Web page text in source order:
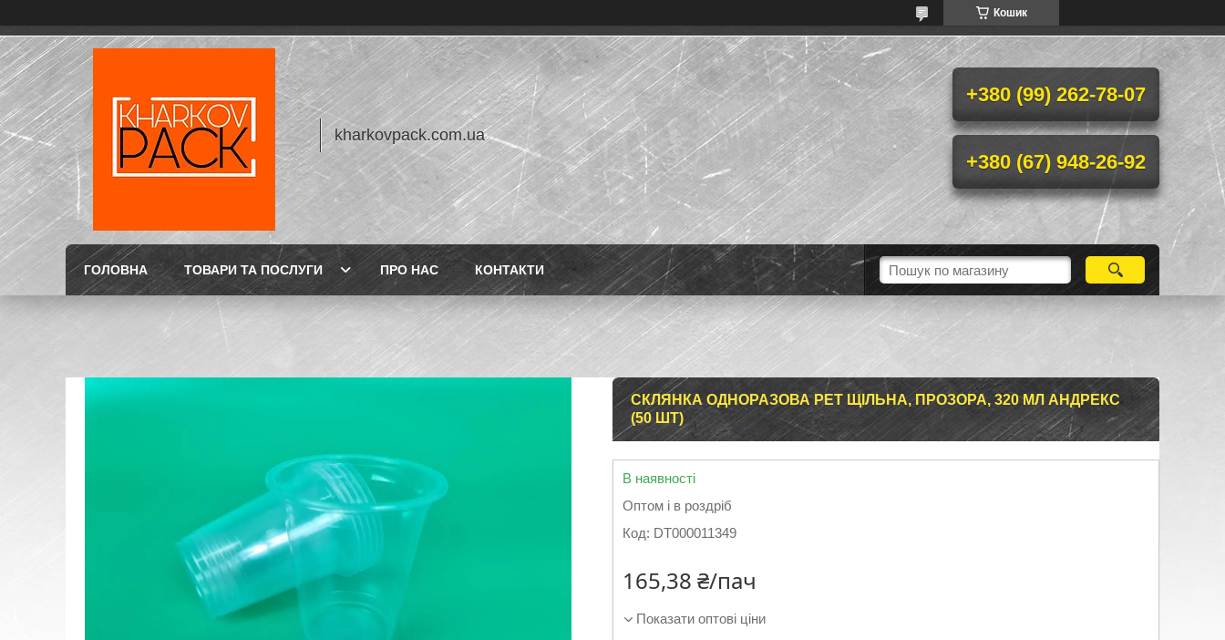
Кошик
kharkovpack.com.ua
+380 (99) 262-78-07
+380 (67) 948-26-92
ГОЛОВНА ТОВАРИ ТА ПОСЛУГИ ПРО НАС КОНТАКТИ
СКЛЯНКА ОДНОРАЗОВА РЕТ ЩІЛЬНА, ПРОЗОРА, 320 МЛ АНДРЕКС
(50 ШТ)
В наявності
Оптом і в роздріб
Код: DT000011349
165,38 ₴/пач
Показати оптові ціни